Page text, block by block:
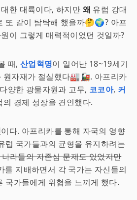
한 대륙이다, 하지만 왜 유럽 강대
또 같이 탐탁해 했을까🤔🌍? 아프
이 그렇게 매력적이었던 것일까?
때, 산업혁명이 일어난 18~19세기
원자재가 절실했다🏭🚂. 아프리카
양한 광물자원과 고무, 코코아, 커
경제 성장을 견인했다.
이다. 아프리카를 통해 자국의 영향
럽 국가들과의 균형을 유지하려는
라들의 자존심 문제도 있었지만
지배하면서 각 국가는 자신들의
국가들에게 위협을 느끼게 했다.